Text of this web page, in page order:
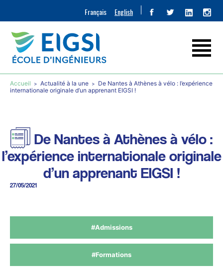
Français English
Accueil Actualité à la une
De Nantes à Athènes à vélo : l’expérience
internationale originale d’un apprenant EIGSI !
De Nantes à Athènes à vélo :
l’expérience internationale originale
d’un apprenant EIGSI !
27/05/2021
#Admissions
#Formations